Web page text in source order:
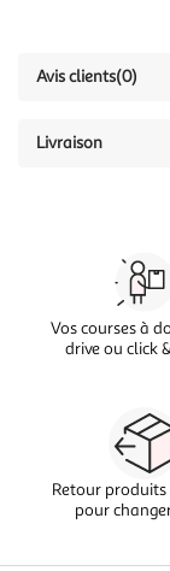
Avis clients(0)
Livraison
Vos courses à
drive ou click
Retour produits
pour changer